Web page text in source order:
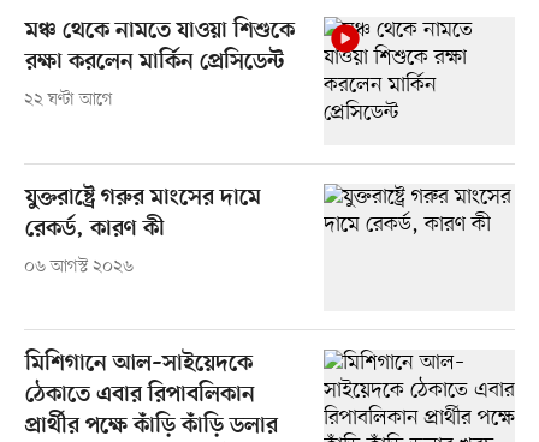
মঞ্চ থেকে নামতে যাওয়া শিশুকে
রক্ষা করলেন মার্কিন প্রেসিডেন্ট
২২ ঘণ্টা আগে
যুক্তরাষ্ট্রে গরুর মাংসের দামে
রেকর্ড, কারণ কী
০৬ আগস্ট ২০২৬
মিশিগানে আল–সাইয়েদকে
ঠেকাতে এবার রিপাবলিকান
প্রার্থীর পক্ষে কাঁড়ি কাঁড়ি ডলার